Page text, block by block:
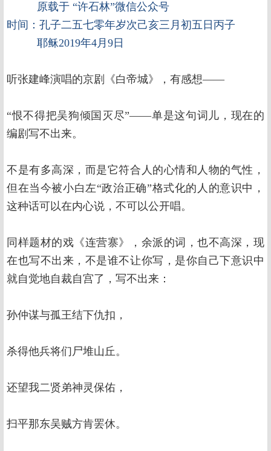
原载于 “许石林”微信公众号
时间：孔子二五七零年岁次己亥三月初五日丙子
耶稣2019年4月9日
听张建峰演唱的京剧《白帝城》，有感想——
“恨不得把吴狗倾国灭尽”——单是这句词儿，现在的
编剧写不出来。
不是有多高深，而是它符合人的心情和人物的气性，
但在当今被小白左“政治正确”格式化的人的意识中，
这种话可以在内心说，不可以公开唱。
同样题材的戏《连营寨》，余派的词，也不高深，现
在也写不出来，不是谁不让你写，是你自己下意识中
就自觉地自裁自宫了，写不出来：
孙仲谋与孤王结下仇扣，
杀得他兵将们尸堆山丘。
还望我二贤弟神灵保佑，
扫平那东吴贼方肯罢休。